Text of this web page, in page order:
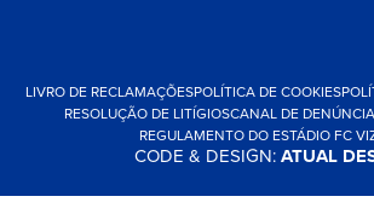
LIVRO DE RECLAMAÇÕESPOLÍTICA DE COOKIES
RESOLUÇÃO DE LITÍGIOSCANAL DE DENÚNCIA
REGULAMENTO DO ESTÁDIO FC
CODE & DESIGN:ATUAL